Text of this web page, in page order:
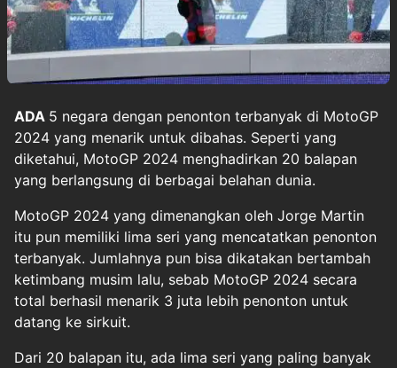
ADA 5 negara dengan penonton terbanyak di MotoGP
2024 yang menarik untuk dibahas. Seperti yang
diketahui, MotoGP 2024 menghadirkan 20 balapan
yang berlangsung di berbagai belahan dunia.
MotoGP 2024 yang dimenangkan oleh Jorge Martin
itu pun memiliki lima seri yang mencatatkan penonton
terbanyak. Jumlahnya pun bisa dikatakan bertambah
ketimbang musim lalu, sebab MotoGP 2024 secara
total berhasil menarik 3 juta lebih penonton untuk
datang ke sirkuit.
Dari 20 balapan itu, ada lima seri yang paling banyak